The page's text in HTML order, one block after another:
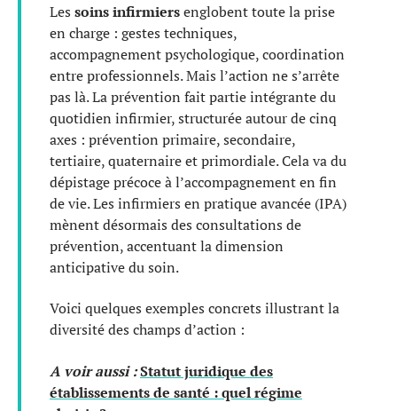
Les soins infirmiersenglobent toute la prise
en charge : gestes techniques,
accompagnement psychologique, coordination
entre professionnels. Mais l’action ne s’arrête
pas là. La prévention fait partie intégrante du
quotidien infirmier, structurée autour de cinq
axes : prévention primaire, secondaire,
tertiaire, quaternaire et primordiale. Cela va du
dépistage précoce à l’accompagnement en fin
de vie. Les infirmiers en pratique avancée (IPA)
mènent désormais des consultations de
prévention, accentuant la dimension
anticipative du soin.
Voici quelques exemples concrets illustrant la
diversité des champs d’action :
A voir aussi :Statut juridique des
établissements de santé : quel régime